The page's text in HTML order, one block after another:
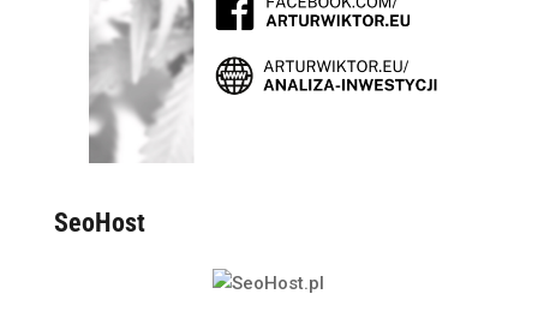
SeoHost